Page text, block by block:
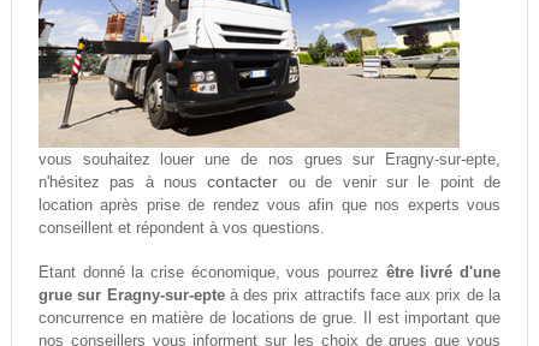
vous souhaitez louer une de nos grues sur Eragny-sur-epte,
n'hésitez pas à nouscontacter ou de venir sur le point de
location après prise de rendez vous afin que nos experts vous
conseillent et répondent à vos questions.
Etant donné la crise économique, vous pourrez être livré d'une
grue sur Eragny-sur-epteà des prix attractifs face aux prix de la
concurrence en matière de locations de grue. Il est important que
nos conseillers vous informent sur les choix de grues que vous